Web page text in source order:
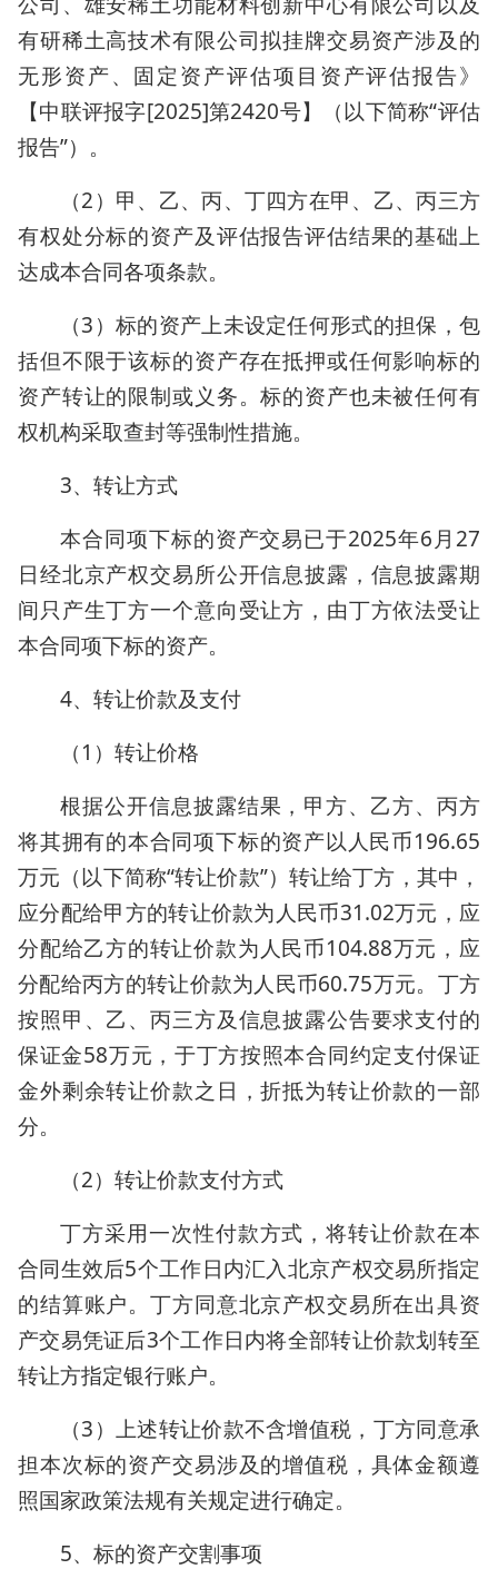
有研稀土高技术有限公司拟挂牌交易资产涉及的
无形资产、固定资产评估项目资产评估报告》
【中联评报字[2025]第2420号】（以下简称“评估
报告”）。
（2）甲、乙、丙、丁四方在甲、乙、丙三方
有权处分标的资产及评估报告评估结果的基础上
达成本合同各项条款。
（3）标的资产上未设定任何形式的担保，包
括但不限于该标的资产存在抵押或任何影响标的
资产转让的限制或义务。标的资产也未被任何有
权机构采取查封等强制性措施。
3、转让方式
本合同项下标的资产交易已于2025年6月27
日经北京产权交易所公开信息披露，信息披露期
间只产生丁方一个意向受让方，由丁方依法受让
本合同项下标的资产。
4、转让价款及支付
（1）转让价格
根据公开信息披露结果，甲方、乙方、丙方
将其拥有的本合同项下标的资产以人民币196.65
万元（以下简称“转让价款”）转让给丁方，其中，
应分配给甲方的转让价款为人民币31.02万元，应
分配给乙方的转让价款为人民币104.88万元，应
分配给丙方的转让价款为人民币60.75万元。丁方
按照甲、乙、丙三方及信息披露公告要求支付的
保证金58万元，于丁方按照本合同约定支付保证
金外剩余转让价款之日，折抵为转让价款的一部
分。
（2）转让价款支付方式
丁方采用一次性付款方式，将转让价款在本
合同生效后5个工作日内汇入北京产权交易所指定
的结算账户。丁方同意北京产权交易所在出具资
产交易凭证后3个工作日内将全部转让价款划转至
转让方指定银行账户。
（3）上述转让价款不含增值税，丁方同意承
担本次标的资产交易涉及的增值税，具体金额遵
照国家政策法规有关规定进行确定。
5、标的资产交割事项